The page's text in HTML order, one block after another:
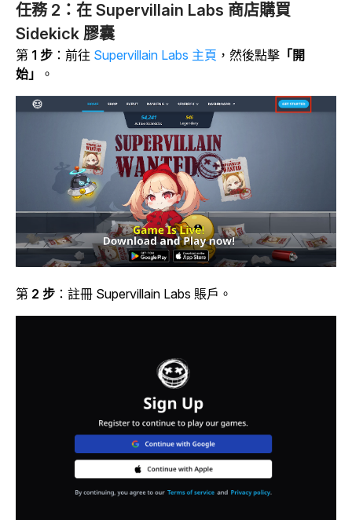
任務 2：在 Supervillain Labs 商店購買
Sidekick 膠囊
第 1 步 ：前往 Supervillain Labs 主頁 ，然後點擊 「開
始」
。
第 2 步 ：註冊 Supervillain Labs 賬戶。